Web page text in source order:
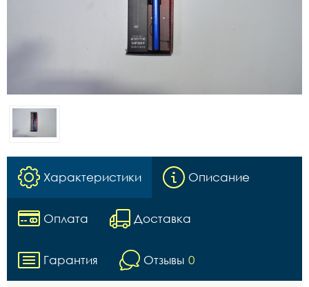
Характеристики Описание
Оплата Доставка
Гарантия Отзывы 0